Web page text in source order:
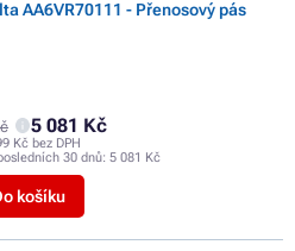
AA6VR70111 - Přenosový pás
5 081 Kč
Kč bez DPH
30 dnů: 5 081 Kč
košíku